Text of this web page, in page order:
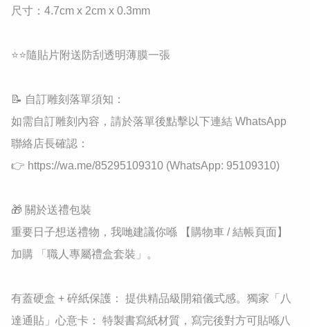
​尺寸：4.7cm x 2cm x 0.3mm
⭐⭐隨貼片附送防刮透明薄膜一張
​📝 自訂雕刻落單須知：
如需自訂雕刻內容，請於落單後點擊以下連結 WhatsApp
聯絡店長確認：
👉 https://wa.me/85295109310 (WhatsApp: 95109310)
​🎁 關於送禮包裝
​重要日子想送禮物，我哋建議你喺 【購物車 / 結帳頁面】
加購 「職人專屬禮盒套裝」。
​有蓋硬盒 + 碎紙保護： 提供精品級開箱儀式感。​獨家「八
達通貼」心意卡： 特製書寫紙材質，寫完後對方可貼喺八